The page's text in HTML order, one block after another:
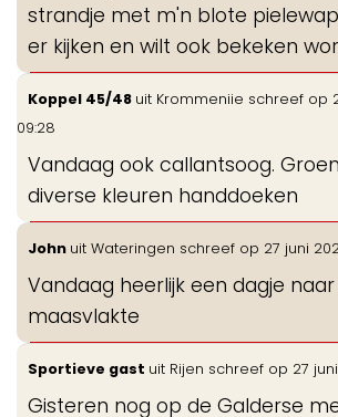
strandje met m'n blote
er kijken en wilt ook bekeken
Koppel 45/48 uit Krommeniie schreef op
09:28
Vandaag ook callantsoog.
diverse kleuren handdoeken
John uit Wateringen schreef op 27 juni
Vandaag heerlijk een dagje
maasvlakte
Sportieve gast uit Rijen schreef op 27
Gisteren nog op de Galderse